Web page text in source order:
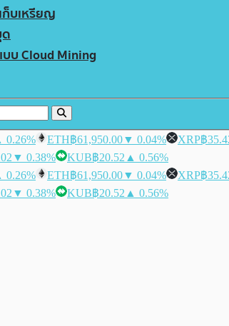
ก็บเหรียญ
ด
บ Cloud Mining
0.26% ETH฿61,950.00▼ 0.04% XRP฿
▼ 0.38% KUB฿20.52 ▲ 0.56%
0.26% ETH฿61,950.00▼ 0.04% XRP฿
▼ 0.38% KUB฿20.52 ▲ 0.56%